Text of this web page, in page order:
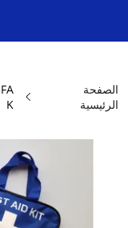
الصفحة
الرئيسية
K